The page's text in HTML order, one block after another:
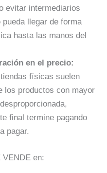
evitar intermediarios
llegar de forma
hasta las manos del
en el precio:
físicas suelen
los productos con mayor
final termine pagando
pagar.
VENDE en: